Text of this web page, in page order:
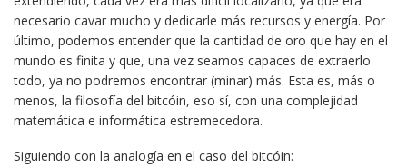
necesario cavar mucho y dedicarle más recursos y energía. Por
último, podemos entender que la cantidad de oro que hay en el
mundo es finita y que, una vez seamos capaces de extraerlo
todo, ya no podremos encontrar (minar) más. Esta es, más o
menos, la filosofía del bitcóin, eso sí, con una complejidad
matemática e informática estremecedora.
Siguiendo con la analogía en el caso del bitcóin: